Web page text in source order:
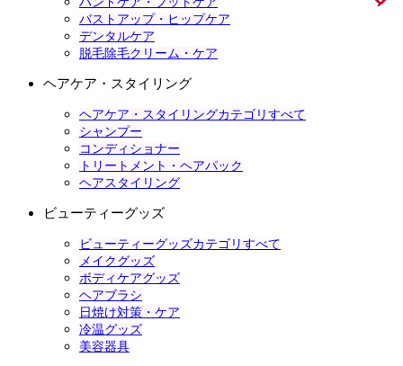
バストアップ・ヒップケア
デンタルケア
脱毛除毛クリーム・ケア
ヘアケア・スタイリング
ヘアケア・スタイリングカテゴリすべて
シャンプー
コンディショナー
トリートメント・ヘアパック
ヘアスタイリング
ビューティーグッズ
ビューティーグッズカテゴリすべて
メイクグッズ
ボディケアグッズ
ヘアブラシ
日焼け対策・ケア
冷温グッズ
美容器具